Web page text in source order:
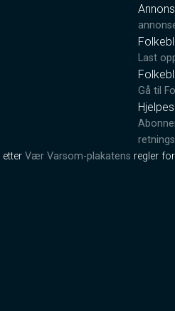
Last
Gå til
etter Vær Varsom-plakatens regler